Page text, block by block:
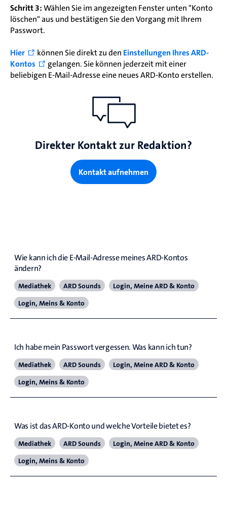
Schritt 3: Wählen Sie im angezeigten Fenster unten "Konto
löschen" aus und bestätigen Sie den Vorgang mit Ihrem
Passwort.
Hier können Sie direkt zu den Einstellungen Ihres ARD-
Kontos
gelangen. Sie können jederzeit mit einer
beliebigen E-Mail-Adresse eine neues ARD-Konto erstellen.
Direkter Kontakt zur Redaktion?
Kontakt aufnehmen
Wie kann ich die E-Mail-Adresse meines ARD-Kontos
ändern?
Mediathek ARD Sounds
Login, Meine ARD & Konto
Login, Meins & Konto
Ich habe mein Passwort vergessen. Was kann ich tun?
Mediathek ARD Sounds
Login, Meine ARD & Konto
Login, Meins & Konto
Was ist das ARD-Konto und welche Vorteile bietet es?
Mediathek ARD Sounds
Login, Meine ARD & Konto
Login, Meins & Konto